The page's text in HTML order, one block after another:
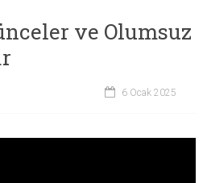
ve Olumsuz
6 Ocak 2025